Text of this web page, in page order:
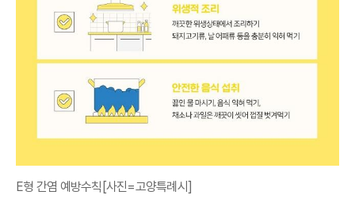
E형 간염 예방수칙[사진=고양특례시]